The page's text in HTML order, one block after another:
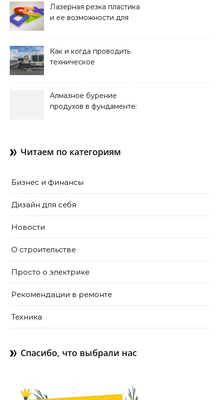
Лазерная резка пластика
и ее возможности для
Как и когда проводить
техническое
Алмазное бурение
продухов в фундаменте:
Читаем по категориям
Бизнес и финансы
Дизайн для себя
Новости
О строительстве
Просто о электрике
Рекомендации в ремонте
Техника
Спасибо, что выбрали нас